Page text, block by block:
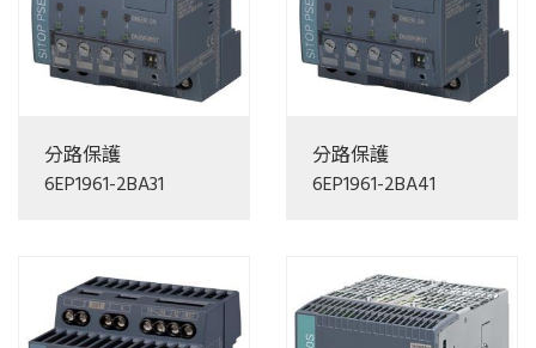
分路保護
6EP1961-2BA31
分路保護
6EP1961-2BA41